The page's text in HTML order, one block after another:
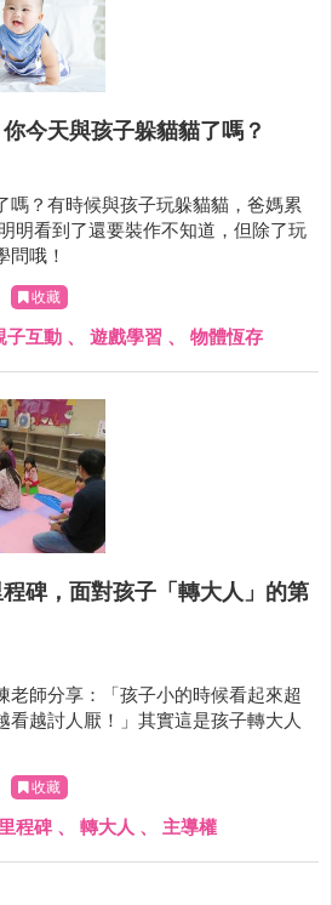
今天與孩子躲貓貓了嗎？
嗎？有時候與孩子玩躲貓貓，爸媽累
明看到了還要裝作不知道，但除了玩
問哦！
收藏
子互動 、 遊戲學習 、 物體恆存
碑，面對孩子「轉大人」的第
老師分享：「孩子小的時候看起來超
看越討人厭！」其實這是孩子轉大人
收藏
程碑、 轉大人 、 主導權